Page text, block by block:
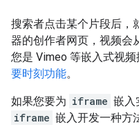
搜索者点击某个片段后，
器的创作者网页，视频会
您是 Vimeo 等嵌入式视
要时刻功能。
如果您要为 iframe 嵌入
iframe 嵌入开发一种方